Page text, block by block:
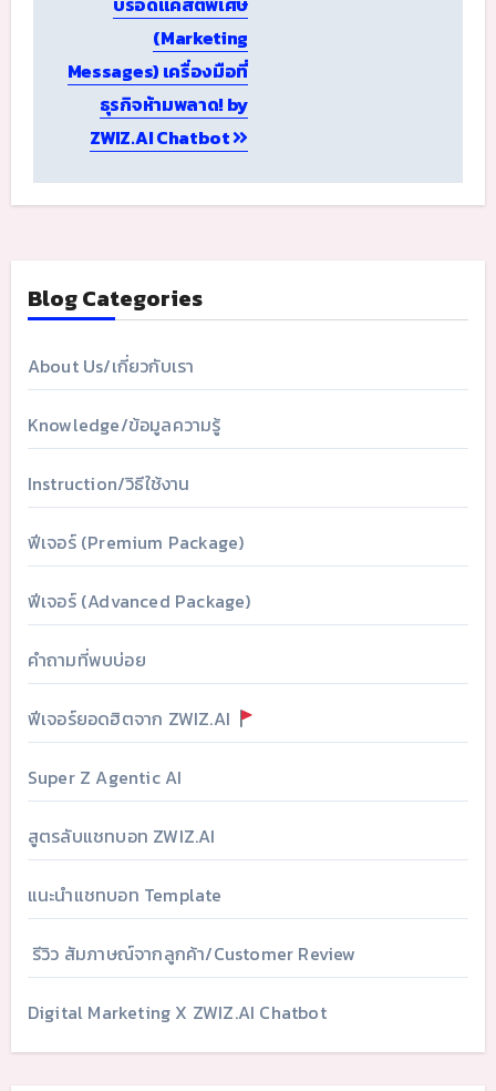
navigation
(Marketing
Messages) เครื่องมือที่
ธุรกิจห้ามพลาด! by
ZWIZ.AI Chatbot
Blog Categories
About Us/เกี่ยวกับเรา
Knowledge/ข้อมูลความรู้
Instruction/วิธีใช้งาน
ฟีเจอร์ (Premium Package)
ฟีเจอร์ (Advanced Package)
คำถามที่พบบ่อย
ฟีเจอร์ยอดฮิตจาก ZWIZ.AI
Super Z Agentic AI
สูตรลับแชทบอท ZWIZ.AI
แนะนำแชทบอท Template
รีวิว สัมภาษณ์จากลูกค้า/Customer Review
Digital Marketing X ZWIZ.AI Chatbot